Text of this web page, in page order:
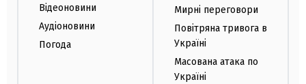
Відеоновини
Аудіоновини
Погода
Мирні переговори
Повітряна тривога в
Україні
Масована атака по
Україні